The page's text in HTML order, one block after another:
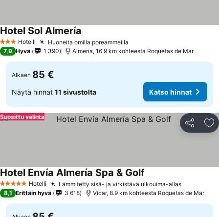
3 Tähtiluokitus
Hotelli Huoneita omilla poreammeilla
Hotel Sol Almería
7,9 Hyvä 1 390 Almeria, 16.9 km kohteesta Roquetas de Mar
Alkaen 85 €
Näytä hinnat 11 sivustolta Katso hinnat
Jaa
Suosittu valinta
5 Tähtiluokitus
Hotelli Lämmitetty sisä- ja virkistävä ulkouima-allas
Hotel Envía Almería Spa & Golf
8,1 Erittäin hyvä 3 618 Vícar, 8.9 km kohteesta Roquetas de Mar